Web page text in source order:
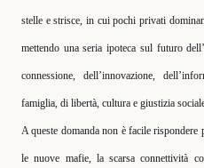
stelle e strisce, in cui pochi privati
mettendo una seria ipoteca sul futuro
connessione, dell’innovazione,
famiglia, di libertà, cultura e giustizia
A queste domanda non è facile
le nuove mafie, la scarsa connettività